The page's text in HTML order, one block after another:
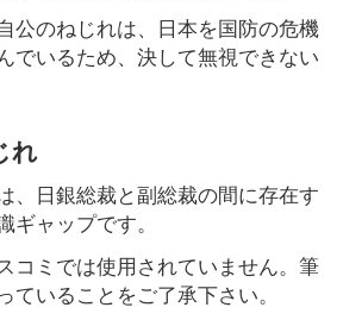
公のねじれは、日本を国防の危機
でいるため、決して無視できない
れ
、日銀総裁と副総裁の間に存在す
ギャップです。
コミでは使用されていません。筆
ていることをご了承下さい。